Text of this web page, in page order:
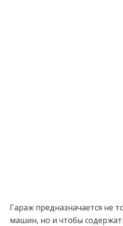
Гараж предназначается не
машин, но и чтобы